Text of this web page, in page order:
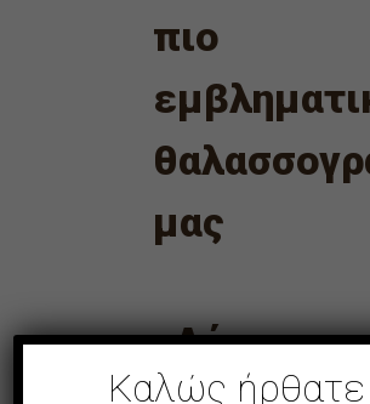
πιο
μας
«Λόγος και
Καλώς ήρθατε